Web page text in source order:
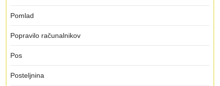
Pomlad
Popravilo računalnikov
Pos
Posteljnina